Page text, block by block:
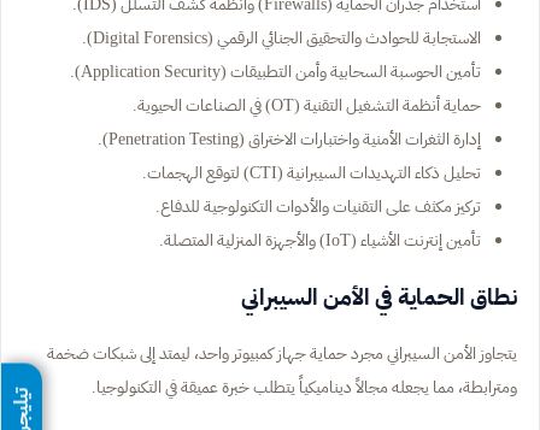
الاستجابة للحوادث والتحقيق الجنائي الرقمي (Digital Forensics).
تأمين الحوسبة السحابية وأمن التطبيقات (Application Security).
حماية أنظمة التشغيل التقنية (OT) في الصناعات الحيوية.
إدارة الثغرات الأمنية واختبارات الاختراق (Penetration Testing).
تحليل ذكاء التهديدات السيبرانية (CTI) لتوقع الهجمات.
تركيز مكثف على التقنيات والأدوات التكنولوجية للدفاع.
تأمين إنترنت الأشياء (IoT) والأجهزة المنزلية المتصلة.
نطاق الحماية في الأمن السيبراني
يتجاوز الأمن السيبراني مجرد حماية جهاز كمبيوتر واحد، ليمتد إلى شبكات ضخمة
ومترابطة، مما يجعله مجالاً ديناميكياً يتطلب خبرة عميقة في التكنولوجيا.